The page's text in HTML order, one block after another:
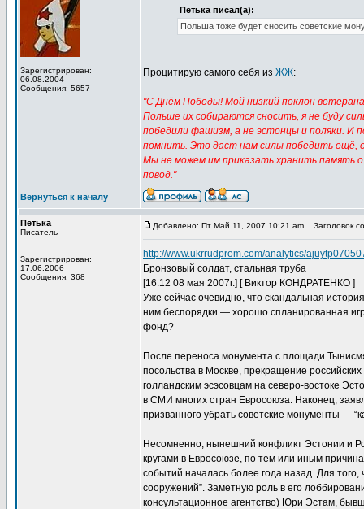
Зарегистрирован:
06.08.2004
Сообщения: 5657
Петька писал(а):
Польша тоже будет сносить советские
Процитирую самого себя из ЖЖ:
"С Днём Победы! Мой низкий поклон
Польше их собираются сносить, я не буду
победили фашизм, а не эстонцы и поляки. И
помнить. Это даст нам силы победить ещё,
Мы не можем им приказать хранить память
повод."
Вернуться к началу
Петька
Писатель
Зарегистрирован:
17.06.2006
Сообщения: 368
Добавлено: Пт Май 11, 2007 10:21 am Заголовок
http://www.ukrrudprom.com/analytics/
Бронзовый солдат, стальная труба
[16:12 08 мая 2007г.] [ Виктор КОНДРАТЕНКО ]
Уже сейчас очевидно, что скандальная
ним беспорядки — хорошо спланированная
фонд?
После переноса монумента с площади
посольства в Москве, прекращение
голландским эсэсовцам на северо-востоке
в СМИ многих стран Евросоюза. Наконец,
призванного убрать советские монументы —
Несомненно, нынешний конфликт Эстонии и
кругами в Евросоюзе, по тем или иным
событий началась более года назад. Для
сооружений”. Заметную роль в его
консультационное агентство) Юри Эстам,